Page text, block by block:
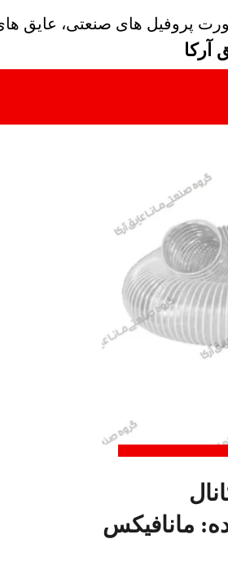
پروفیل های صنعتی، عایق
آرکا
مانافیکس